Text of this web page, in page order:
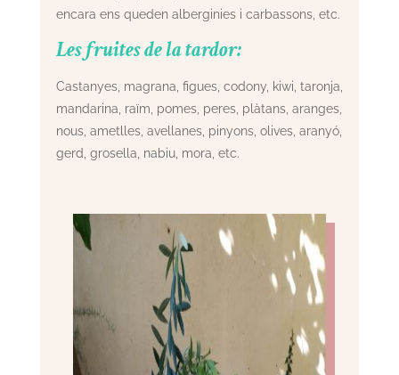
encara ens queden alberginies i carbassons, etc.
Les fruites de la tardor:
Castanyes, magrana, figues, codony, kiwi, taronja,
mandarina, raïm, pomes, peres, plàtans, aranges,
nous, ametlles, avellanes, pinyons, olives, aranyó,
gerd, grosella, nabiu, mora, etc.